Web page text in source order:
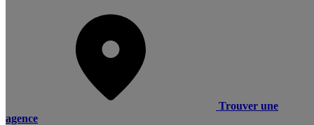
Trouver une
agence